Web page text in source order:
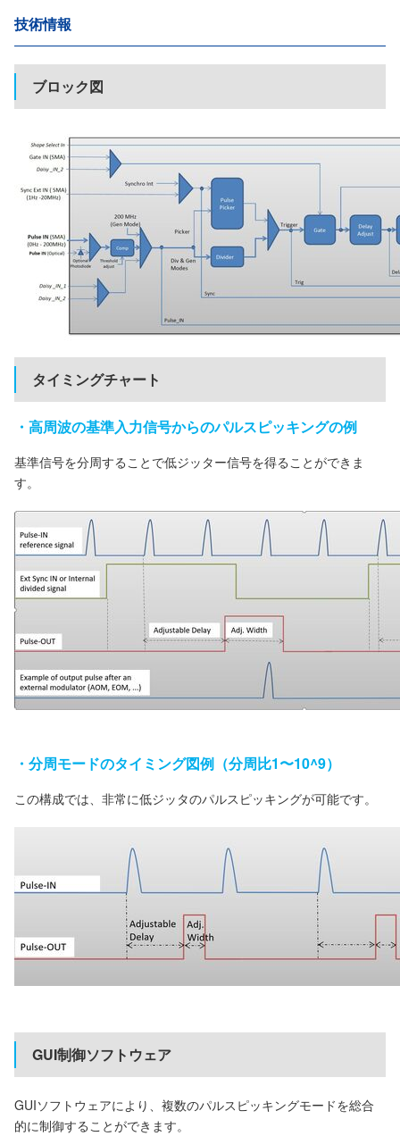
技術情報
ブロック図
タイミングチャート
・高周波の基準入力信号からのパルスピッキングの例
基準信号を分周することで低ジッター信号を得ることができま
す。
・分周モードのタイミング図例（分周比1〜10^9）
この構成では、非常に低ジッタのパルスピッキングが可能です。
GUI制御ソフトウェア
GUIソフトウェアにより、複数のパルスピッキングモードを総合
的に制御することができます。